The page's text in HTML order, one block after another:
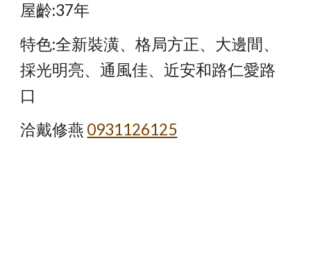
屋齡:37年
特色:全新裝潢、格局方正、大邊間、
採光明亮、通風佳、近安和路仁愛路
口
洽戴修燕 0931126125